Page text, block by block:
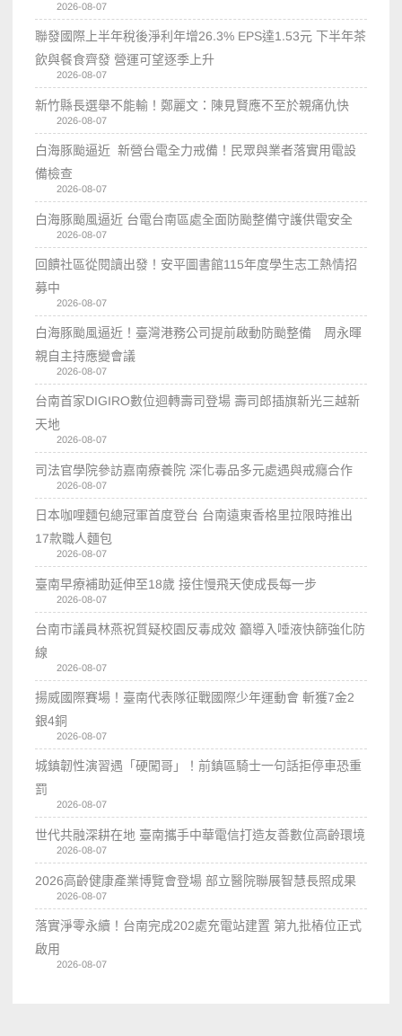
2026-08-07
聯發國際上半年稅後淨利年增26.3% EPS達1.53元 下半年茶
飲與餐食齊發 營運可望逐季上升
2026-08-07
新竹縣長選舉不能輸！鄭麗文：陳見賢應不至於親痛仇快
2026-08-07
白海豚颱逼近 新營台電全力戒備！民眾與業者落實用電設
備檢查
2026-08-07
白海豚颱風逼近 台電台南區處全面防颱整備守護供電安全
2026-08-07
回饋社區從閱讀出發！安平圖書館115年度學生志工熱情招
募中
2026-08-07
白海豚颱風逼近！臺灣港務公司提前啟動防颱整備 周永暉
親自主持應變會議
2026-08-07
台南首家DIGIRO數位迴轉壽司登場 壽司郎插旗新光三越新
天地
2026-08-07
司法官學院參訪嘉南療養院 深化毒品多元處遇與戒癮合作
2026-08-07
日本咖哩麵包總冠軍首度登台 台南遠東香格里拉限時推出
17款職人麵包
2026-08-07
臺南早療補助延伸至18歲 接住慢飛天使成長每一步
2026-08-07
台南市議員林燕祝質疑校園反毒成效 籲導入唾液快篩強化防
線
2026-08-07
揚威國際賽場！臺南代表隊征戰國際少年運動會 斬獲7金2
銀4銅
2026-08-07
城鎮韌性演習遇「硬闖哥」！前鎮區騎士一句話拒停車恐重
罰
2026-08-07
世代共融深耕在地 臺南攜手中華電信打造友善數位高齡環境
2026-08-07
2026高齡健康產業博覽會登場 部立醫院聯展智慧長照成果
2026-08-07
落實淨零永續！台南完成202處充電站建置 第九批樁位正式
啟用
2026-08-07